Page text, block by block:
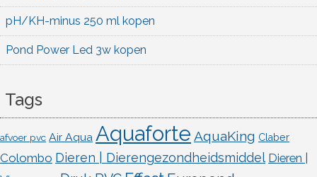
pH/KH-minus 250 ml kopen
Pond Power Led 3w kopen
Tags
afvoer pvc Air Aqua Aquaforte AquaKing Claber
Colombo Dieren | Dierengezondheidsmiddel Dieren |